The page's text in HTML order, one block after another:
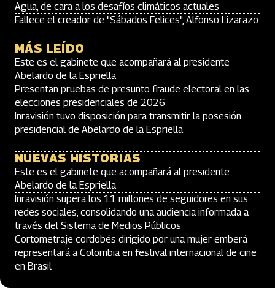
Agua, de cara a los desafíos climáticos actuales
Fallece el creador de "Sábados Felices", Alfonso Lizarazo
MÁS LEÍDO
Este es el gabinete que acompañará al presidente
Abelardo de la Espriella
Presentan pruebas de presunto fraude electoral en las
elecciones presidenciales de 2026
Inravisión tuvo disposición para transmitir la posesión
presidencial de Abelardo de la Espriella
NUEVAS HISTORIAS
Este es el gabinete que acompañará al presidente
Abelardo de la Espriella
Inravisión supera los 11 millones de seguidores en sus
redes sociales, consolidando una audiencia informada a
través del Sistema de Medios Públicos
Cortometraje cordobés dirigido por una mujer emberá
representará a Colombia en festival internacional de cine
en Brasil